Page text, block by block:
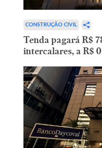
CONSTRUÇÃO CIVIL
Tenda pagará R$
intercalares, a R$